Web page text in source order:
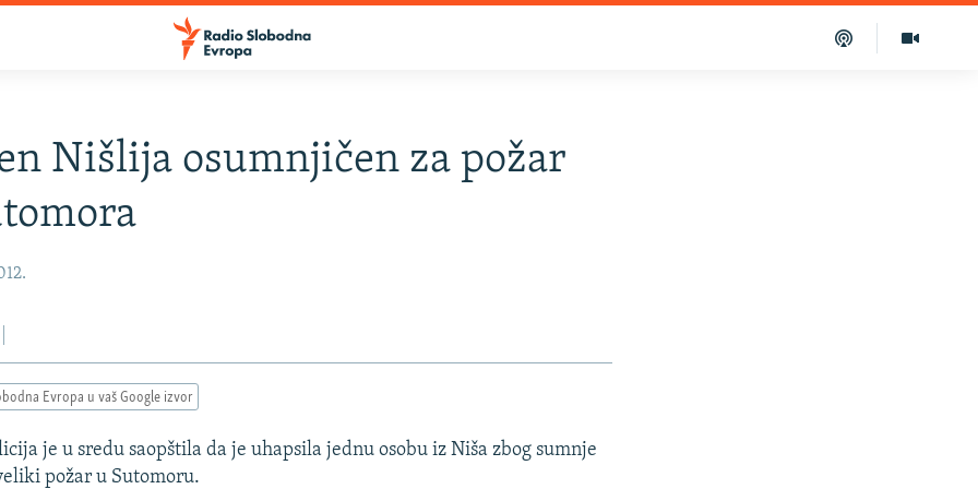
Nišlija osumnjičen za požar
Evropa u vaš Google izvor
je u sredu saopštila da je uhapsila jednu osobu iz Niša zbog sumnje
požar u Sutomoru.